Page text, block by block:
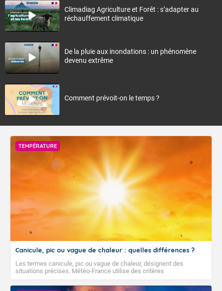
Climadiag Agriculture et Forêt : s’adapter au
réchauffement climatique
De la pluie aux inondations : un phénomène
devenu extrême
Comment prévoit-on le temps ?
TEMPÉRATURE
Canicule, pic ou vague de chaleur : quelles différences ?
Les termes canicule, pic ou vague de chaleur, désignent des
situations précises. Météo-France utilise des critères
climatologiques pour évaluer et qualifier les épisodes de chaleur qui
peuvent avoir des impacts sanitaires et socio-économiques